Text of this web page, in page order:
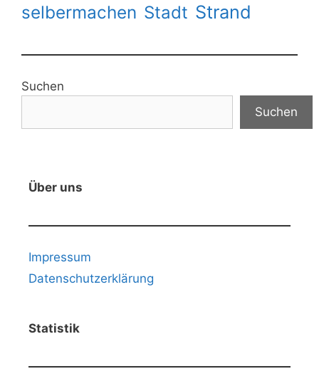
selbermachen Stadt Strand
Suchen
Suchen
Über uns
Impressum
Datenschutzerklärung
Statistik